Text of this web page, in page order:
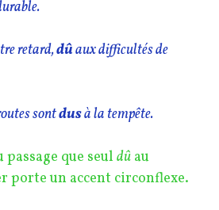
retard,dûaux difficultés de
sontdusà la tempête.
que seul dû au
porte un accent circonflexe.